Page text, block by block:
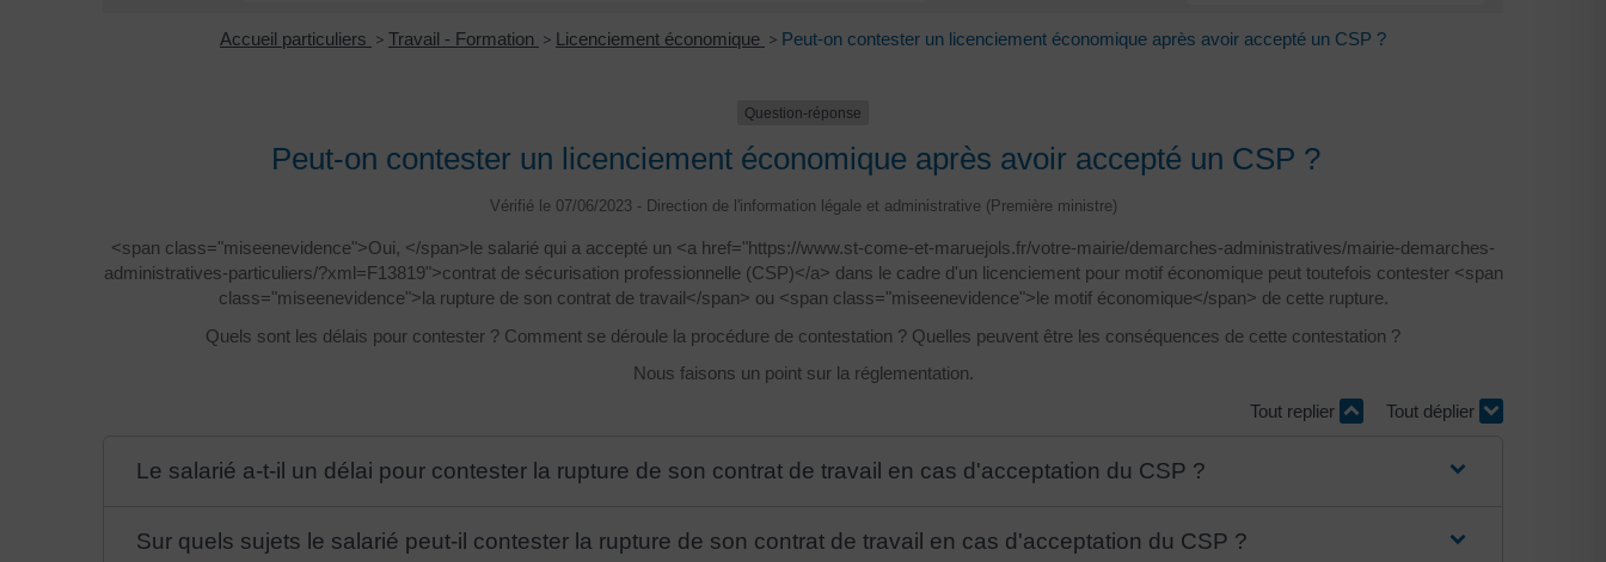
Accueil particuliers > Travail - Formation > Licenciement économique > Peut-on contester un licenciement économique après avoir accepté un CSP ?
Question-réponse
Peut-on contester un licenciement économique après avoir accepté un CSP ?
Vérifié le 07/06/2023 - Direction de l'information légale et administrative (Première ministre)
<span class="miseenevidence">Oui, </span>le salarié qui a accepté un <a href="https://www.st-come-et-maruejols.fr/votre-mairie/demarches-administratives/mairie-demarches-
administratives-particuliers/?xml=F13819">contrat de sécurisation professionnelle (CSP)</a> dans le cadre d'un licenciement pour motif économique peut toutefois contester <span
class="miseenevidence">la rupture de son contrat de travail</span> ou <span class="miseenevidence">le motif économique</span> de cette rupture.
Quels sont les délais pour contester ? Comment se déroule la procédure de contestation ? Quelles peuvent être les conséquences de cette contestation ?
Nous faisons un point sur la réglementation.
Tout replier
Tout déplier
Le salarié a-t-il un délai pour contester la rupture de son contrat de travail en cas d'acceptation du CSP ?
Sur quels sujets le salarié peut-il contester la rupture de son contrat de travail en cas d'acceptation du CSP ?